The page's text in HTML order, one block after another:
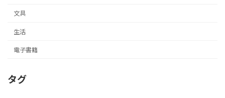
文具
生活
電子書籍
タグ